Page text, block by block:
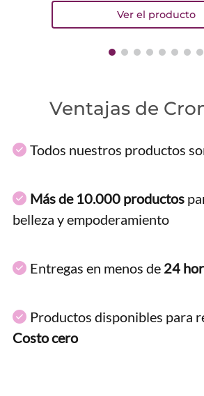
Ventajas de
Todos nuestros productos
Más de 10.000 productos
belleza y empoderamiento
Entregas en menos de 24
Productos disponibles para
Costo cero